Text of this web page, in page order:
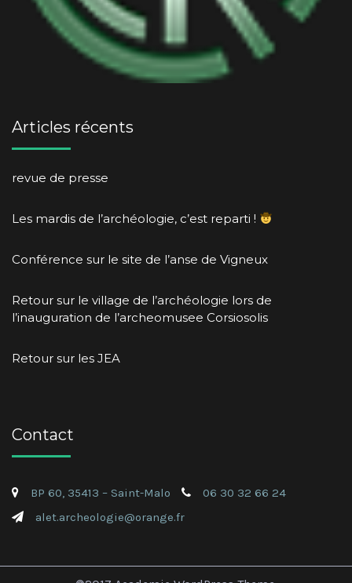
Articles récents
revue de presse
Les mardis de l’archéologie, c’est reparti !
Conférence sur le site de l’anse de Vigneux
Retour sur le village de l’archéologie lors de
l’inauguration de l’archeomusee Corsiosolis
Retour sur les JEA
Contact
BP 60, 35413 – Saint-Malo
06 30 32 66 24
alet.archeologie@orange.fr